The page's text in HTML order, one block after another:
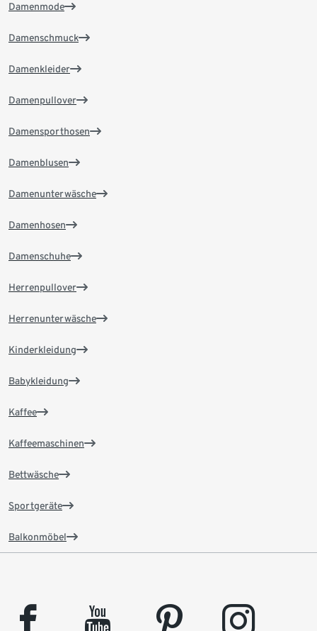
Damenmode
Damenschmuck
Damenkleider
Damenpullover
Damensporthosen
Damenblusen
Damenunterwäsche
Damenhosen
Damenschuhe
Herrenpullover
Herrenunterwäsche
Kinderkleidung
Babykleidung
Kaffee
Kaffeemaschinen
Bettwäsche
Sportgeräte
Balkonmöbel
facebook youtube pinterest instagram